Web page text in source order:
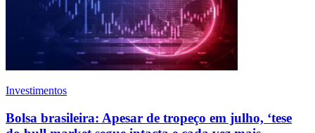
Investimentos
Bolsa brasileira: Apesar de tropeço em julho, ‘tese